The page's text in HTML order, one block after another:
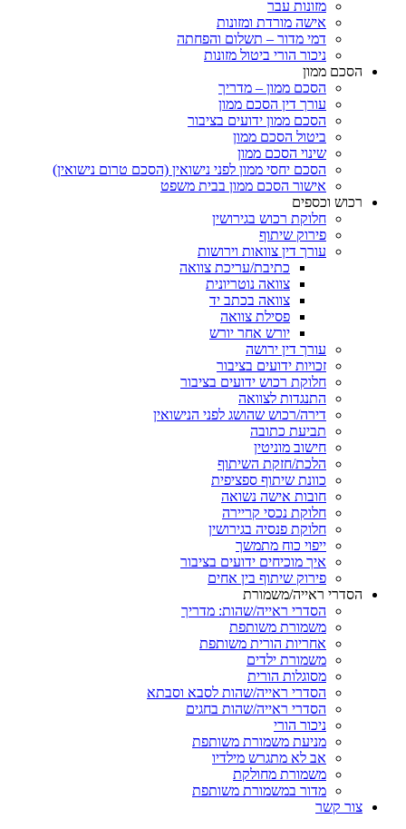
מזונות עבר
אישה מורדת ומזונות
דמי מדור – תשלום והפחתה
ניכור הורי ביטול מזונות
הסכם ממון
הסכם ממון – מדריך
עורך דין הסכם ממון
הסכם ממון ידועים בציבור
ביטול הסכם ממון
שינוי הסכם ממון
הסכם יחסי ממון לפני נישואין (הסכם טרום נישואין)
אישור הסכם ממון בבית משפט
רכוש וכספים
חלוקת רכוש בגירושין
פירוק שיתוף
עורך דין צוואות וירושות
כתיבת/עריכת צוואה
צוואה נוטריונית
צוואה בכתב יד
פסילת צוואה
יורש אחר יורש
עורך דין ירושה
זכויות ידועים בציבור
חלוקת רכוש ידועים בציבור
התנגדות לצוואה
דירה/רכוש שהושג לפני הנישואין
תביעת כתובה
חישוב מוניטין
הלכת/חזקת השיתוף
כוונת שיתוף ספציפית
חובות אישה נשואה
חלוקת נכסי קריירה
חלוקת פנסיה בגירושין
ייפוי כוח מתמשך
איך מוכיחים ידועים בציבור
פירוק שיתוף בין אחים
הסדרי ראייה/משמורת
הסדרי ראייה/שהות: מדריך
משמורת משותפת
אחריות הורית משותפת
משמורת ילדים
מסוגלות הורית
הסדרי ראייה/שהות לסבא וסבתא
הסדרי ראייה/שהות בחגים
ניכור הורי
מניעת משמורת משותפת
אב לא מתגרש מילדיו
משמורת מחולקת
מדור במשמורת משותפת
צור קשר